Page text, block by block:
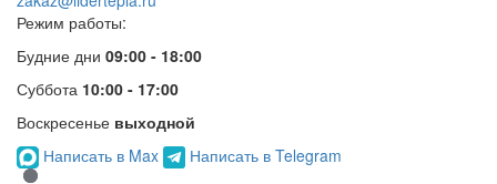
Режим работы:
Будние дни 09:00 - 18:00
Суббота 10:00 - 17:00
Воскресенье выходной
Написать в Max
Написать в Telegram